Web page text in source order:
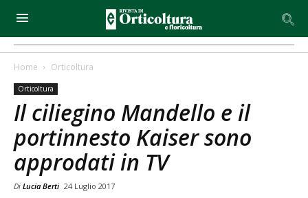
Home Orticoltura
Orticoltura
Il ciliegino Mandello e il
portinnesto Kaiser sono
approdati in TV
Di Lucia Berti 24 Luglio 2017